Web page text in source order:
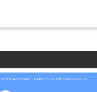
BOULANGERIE : TARTES ET VIENNOISERIES